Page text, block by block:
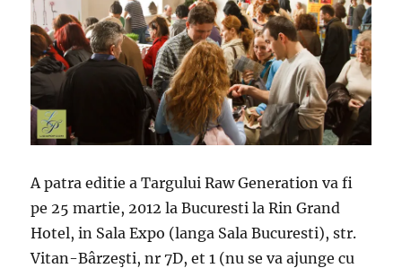
A patra editie a Targului Raw Generation va fi
pe 25 martie, 2012 la Bucuresti la Rin Grand
Hotel, in Sala Expo (langa Sala Bucuresti), str.
Vitan-Bârzeşti, nr 7D, et 1 (nu se va ajunge cu